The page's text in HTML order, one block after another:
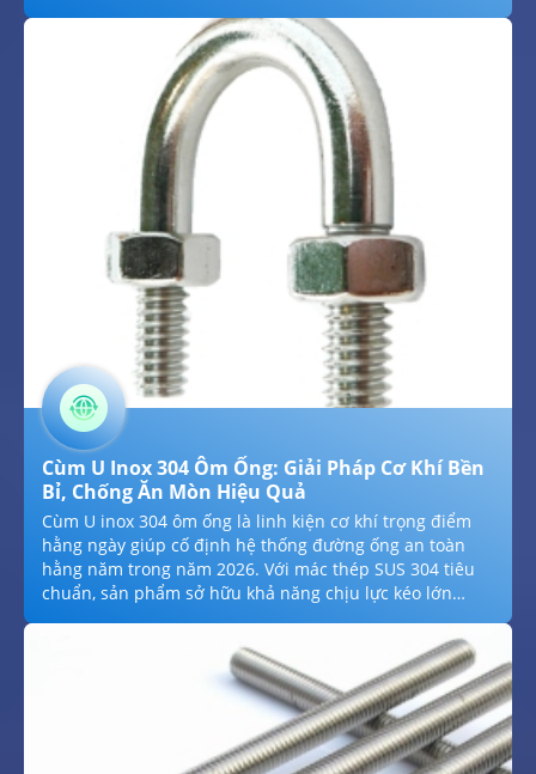
nam châm hằng ngày và đối chiếu chứng chỉ CO/CQ
minh bạch hằng năm. Với cam kết chỉ cung cấp phụ
kiện đạt chuẩn SUS 304 hằng ngày hằng ngày, nói
không với hàng giả kém chất lượng hằng năm, chúng tôi
giúp quý khách tối ưu hóa chi phí bảo trì và đảm bảo
tính thẩm mỹ vĩnh cửu hằng năm cho mọi dự án trong
Cùm U Inox 304 Ôm Ống: Giải Pháp Cơ Khí Bền
Bỉ, Chống Ăn Mòn Hiệu Quả
Cùm U inox 304 ôm ống là linh kiện cơ khí trọng điểm
hằng ngày giúp cố định hệ thống đường ống an toàn
hằng năm trong năm 2026. Với mác thép SUS 304 tiêu
chuẩn, sản phẩm sở hữu khả năng chịu lực kéo lớn
ẩm ướt hằng năm. Thuận Khánh cung cấp hệ thống U-
bolt đa dạng quy cách hằng ngày hằng ngày, từ M6 đến
M24 với bước ren sắc nét hằng năm. Chúng tôi cam kết
chất lượng chuẩn inox 304 hằng năm, đầy đủ phụ kiện
bản mã, đai ốc đi kèm và báo giá sỉ cạnh tranh nhất cho
mọi công trình tại TPHCM trong năm 2026.